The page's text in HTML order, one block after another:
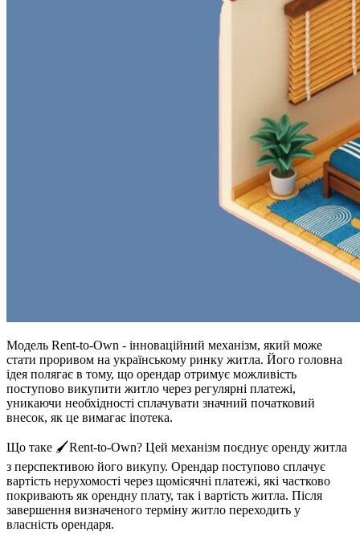
Модель Rent-to-Own - інноваційний механізм, який може
стати проривом на українському ринку житла. Його головна
ідея полягає в тому, що орендар отримує можливість
поступово викупити житло через регулярні платежі,
уникаючи необхідності сплачувати значний початковий
внесок, як це вимагає іпотека.
Що таке 🖌Rent-to-Own? Цей механізм поєднує оренду житла
з перспективою його викупу. Орендар поступово сплачує
вартість нерухомості через щомісячні платежі, які частково
покривають як орендну плату, так і вартість житла. Після
завершення визначеного терміну житло переходить у
власність орендаря.